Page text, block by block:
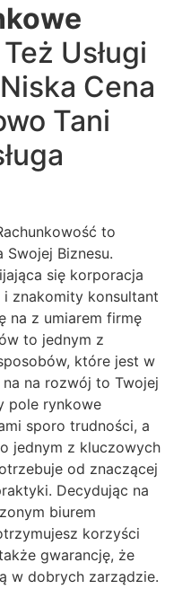
Usługi
Cena
Tani
to
Biznesu.
się korporacja
znakomity konsultant
na z umiarem firmę
to jednym z
które jest w
na rozwój to Twojej
pole rynkowe
sporo trudności, a
jednym z kluczowych
od znaczącej
Decydując na
biurem
korzyści
gwarancję, że
w dobrych zarządzie.